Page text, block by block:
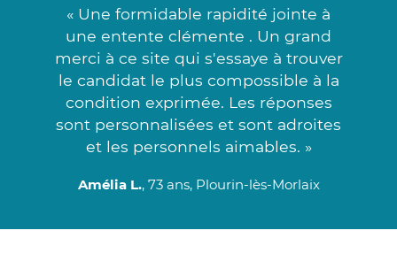
« Une formidable rapidité jointe à
une entente clémente . Un grand
merci à ce site qui s'essaye à trouver
le candidat le plus compossible à la
condition exprimée. Les réponses
sont personnalisées et sont adroites
et les personnels aimables. »
Amélia L., 73 ans, Plourin-lès-Morlaix